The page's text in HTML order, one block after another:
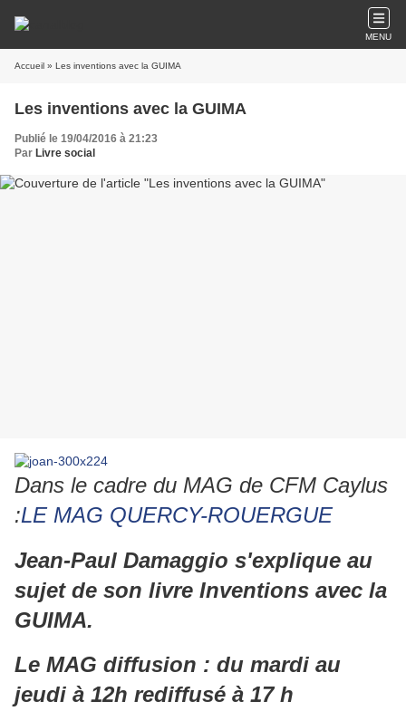
MENU
Accueil » Les inventions avec la GUIMA
Les inventions avec la GUIMA
Publié le 19/04/2016 à 21:23
Par Livre social
Dans le cadre du MAG de CFM Caylus
:LE MAG QUERCY-ROUERGUE
Jean-Paul Damaggio s'explique au
sujet de son livre Inventions avec la
GUIMA.
Le MAG diffusion : du mardi au
jeudi à 12h rediffusé à 17 h